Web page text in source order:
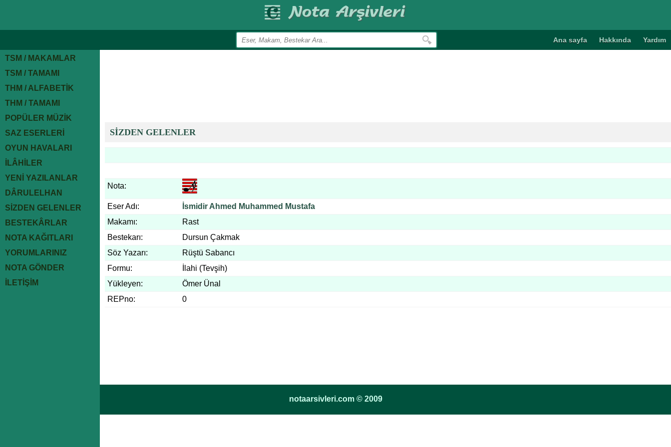
Ana sayfa Hakkında Yardım
TSM / MAKAMLAR
TSM / TAMAMI
THM / ALFABETİK
THM / TAMAMI
POPÜLER MÜZİK
SAZ ESERLERİ
OYUN HAVALARI
İLÂHİLER
YENİ YAZILANLAR
DÂRULELHAN
SİZDEN GELENLER
BESTEKÂRLAR
NOTA KAĞITLARI
YORUMLARINIZ
NOTA GÖNDER
İLETİŞİM
SİZDEN GELENLER
Nota:
Eser Adı:
İsmidir Ahmed Muhammed Mustafa
Makamı:
Rast
Bestekarı:
Dursun Çakmak
Söz Yazarı:
Rüştü Sabancı
Formu:
İlahi (Tevşih)
Yükleyen:
Ömer Ünal
REPno:
0
notaarsivleri.com © 2009